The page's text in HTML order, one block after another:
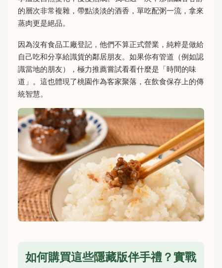
的層次非常複雜，帶點淡淡的酒香，單吃配粥一流，拿來
蒸肉更是絕品。
因為沒有食品工廠登記，他們不算正式營業，純粹是做給
自己吃和分享給識貨的鄰居朋友。如果你有管道（例如認
識當地的朋友），極力推薦嘗試看看什麼是「時間的味
道」。這也體現了桃園作為客家聚落，在飲食保存上的傳
統智慧。
如何購買這些隱藏版伴手禮？實戰